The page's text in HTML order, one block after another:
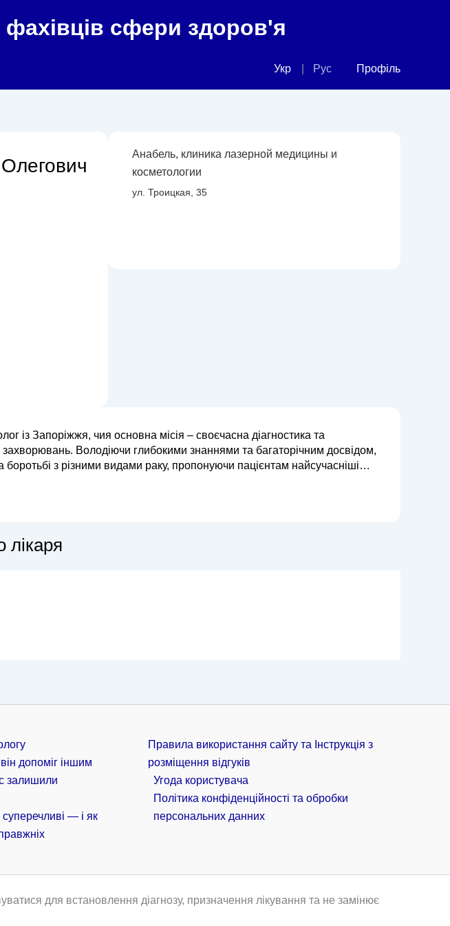
фахівців сфери здоров'я
Укр Рус Профіль
Анабель, клиника лазерной медицины и
косметологии
ул. Троицкая, 35
із Запоріжжя, чия основна місія – своєчасна діагностика та
захворювань. Володіючи глибокими знаннями та багаторічним досвідом,
боротьбі з різними видами раку, пропонуючи пацієнтам найсучасніші
лікаря
допоміг іншим
залишили
суперечливі — і як
Правила використання сайту та Інструкція з
розміщення відгуків
Угода користувача
Політика конфіденційності та обробки
персональних данних
для встановлення діагнозу, призначення лікування та не замінює